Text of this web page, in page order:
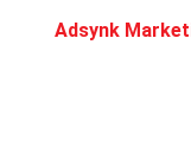
Adsynk